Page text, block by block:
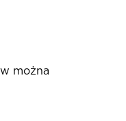
można